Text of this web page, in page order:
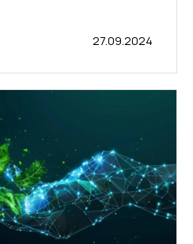
27.09.2024